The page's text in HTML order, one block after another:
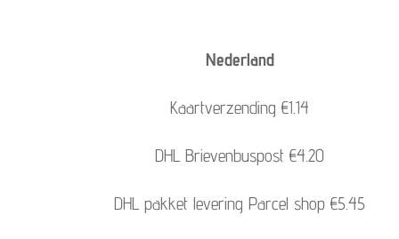
Nederland
Kaartverzending €1.14
DHL Brievenbuspost €4.20
DHL pakket levering Parcel shop €5.45